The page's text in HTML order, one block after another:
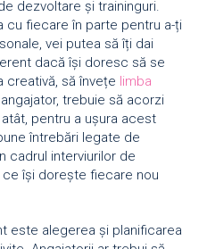
dezvoltare și traininguri.
cu fiecare în parte pentru a-ți
vei putea să îți dai
dacă își doresc să se
creativă, să învețe limba
trebuie să acorzi
pentru a ușura acest
întrebări legate de
cadrul interviurilor de
își dorește fiecare nou
este alegerea și planificarea